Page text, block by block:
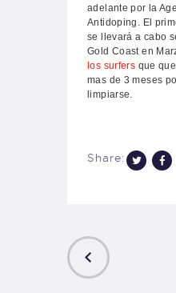
adelante por la
Antidoping. El
se llevará a cabo
Gold Coast en
los surfers que
mas de 3 meses
limpiarse.
Share: